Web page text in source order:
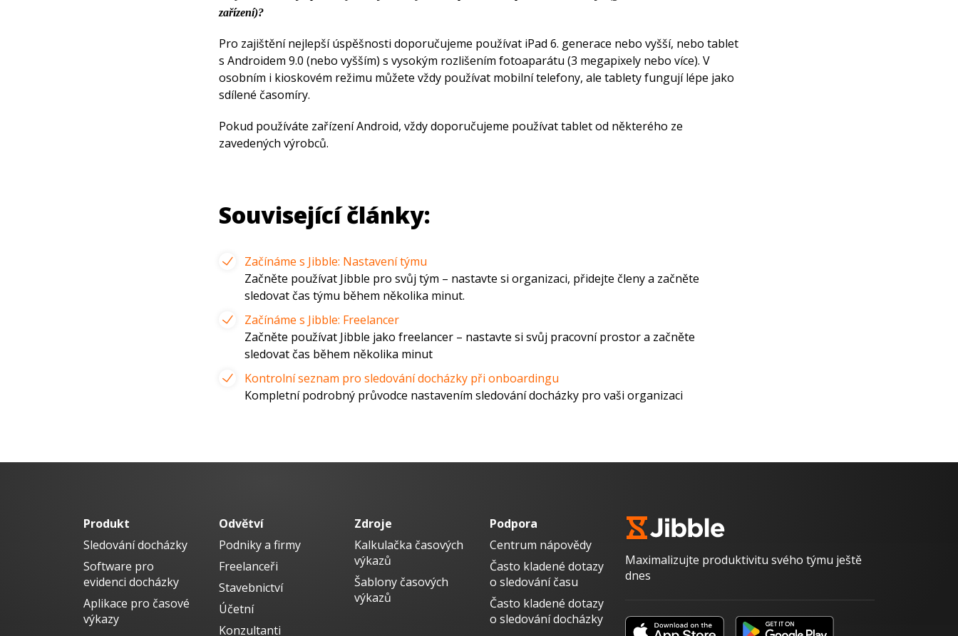
zařízení)?
Pro zajištění nejlepší úspěšnosti doporučujeme používat iPad 6. generace nebo vyšší, nebo tablet
s Androidem 9.0 (nebo vyšším) s vysokým rozlišením fotoaparátu (3 megapixely nebo více). V
osobním i kioskovém režimu můžete vždy používat mobilní telefony, ale tablety fungují lépe jako
sdílené časomíry.
Pokud používáte zařízení Android, vždy doporučujeme používat tablet od některého ze
zavedených výrobců.
Související články:
Začínáme s Jibble: Nastavení týmu
Začněte používat Jibble pro svůj tým – nastavte si organizaci, přidejte členy a začněte
sledovat čas týmu během několika minut.
Začínáme s Jibble: Freelancer
Začněte používat Jibble jako freelancer – nastavte si svůj pracovní prostor a začněte
sledovat čas během několika minut
Kontrolní seznam pro sledování docházky při onboardingu
Kompletní podrobný průvodce nastavením sledování docházky pro vaši organizaci
Produkt
Sledování docházky
Software pro
evidenci docházky
Aplikace pro časové
výkazy
Odvětví
Podniky a firmy
Freelanceři
Stavebnictví
Účetní
Konzultanti
Zdroje
Kalkulačka časových
výkazů
Šablony časových
výkazů
Podpora
Centrum nápovědy
Často kladené dotazy
o sledování času
Často kladené dotazy
o sledování docházky
Maximalizujte produktivitu svého týmu ještě
dnes